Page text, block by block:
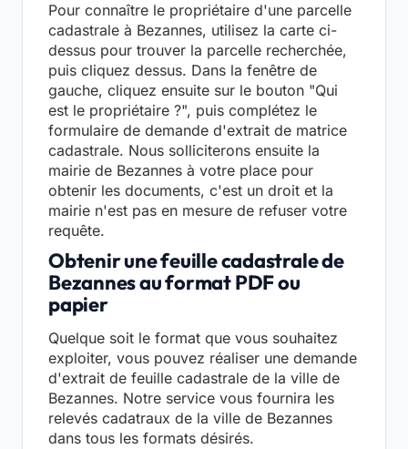
Pour connaître le propriétaire d'une parcelle
cadastrale à Bezannes, utilisez la carte ci-
dessus pour trouver la parcelle recherchée,
puis cliquez dessus. Dans la fenêtre de
gauche, cliquez ensuite sur le bouton "Qui
est le propriétaire ?", puis complétez le
formulaire de demande d'extrait de matrice
cadastrale. Nous solliciterons ensuite la
mairie de Bezannes à votre place pour
obtenir les documents, c'est un droit et la
mairie n'est pas en mesure de refuser votre
requête.
Obtenir une feuille cadastrale de
Bezannes au format PDF ou
papier
Quelque soit le format que vous souhaitez
exploiter, vous pouvez réaliser une demande
d'extrait de feuille cadastrale de la ville de
Bezannes. Notre service vous fournira les
relevés cadatraux de la ville de Bezannes
dans tous les formats désirés.